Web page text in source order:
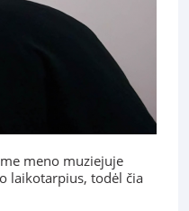
meno muziejuje
laikotarpius, todėl čia